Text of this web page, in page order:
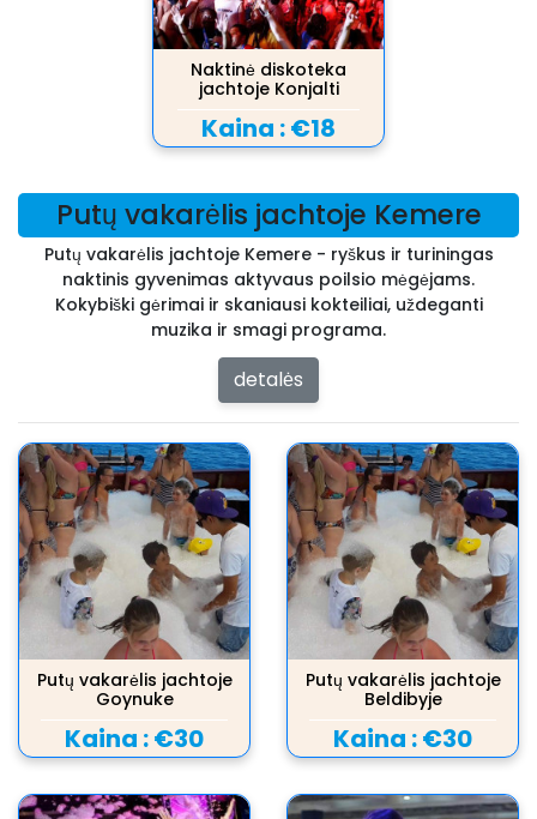
Naktinė diskoteka
jachtoje Konjalti
Kaina :€18
Putų vakarėlis jachtoje Kemere
Putų vakarėlis jachtoje Kemere - ryškus ir turiningas
naktinis gyvenimas aktyvaus poilsio mėgėjams.
Kokybiški gėrimai ir skaniausi kokteiliai, uždeganti
muzika ir smagi programa.
detalės
Putų vakarėlis jachtoje
Goynuke
Kaina :€30
Putų vakarėlis jachtoje
Beldibyje
Kaina :€30